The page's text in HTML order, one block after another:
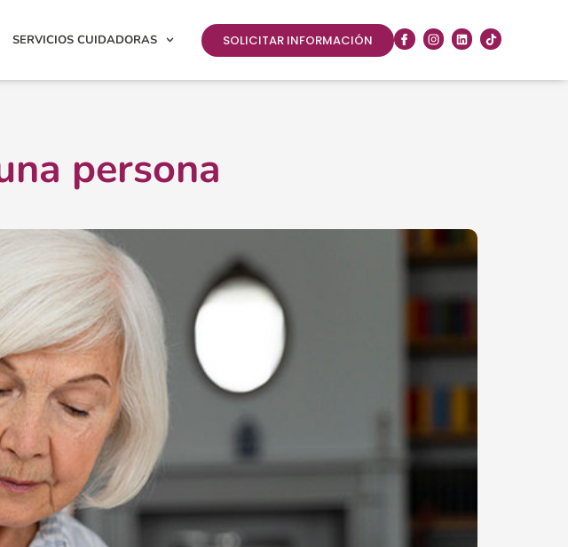
SERVICIOS CUIDADORAS SOLICITAR INFORMACIÓN
persona